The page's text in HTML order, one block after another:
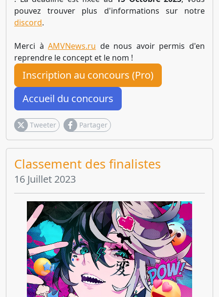
pouvez trouver plus d'informations sur notre
discord.
Merci àAMVNews.ru de nous avoir permis d'en
reprendre le concept et le nom !
Inscription au concours (Pro)
Accueil du concours
Tweeter Partager
Classement des finalistes
16 Juillet 2023